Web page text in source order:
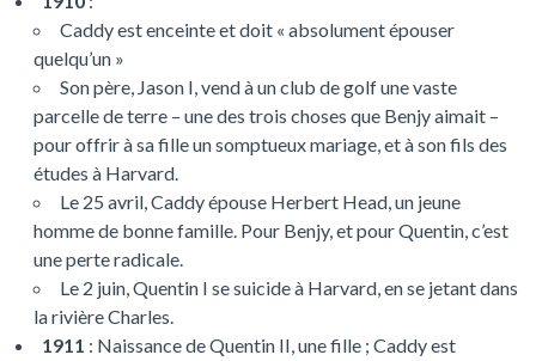
Caddy est enceinte et doit « absolument épouser
quelqu’un »
Son père, Jason I, vend à un club de golf une vaste
parcelle de terre – une des trois choses que Benjy aimait –
pour offrir à sa fille un somptueux mariage, et à son fils des
études à Harvard.
Le 25 avril, Caddy épouse Herbert Head, un jeune
homme de bonne famille. Pour Benjy, et pour Quentin, c’est
une perte radicale.
Le 2 juin, Quentin I se suicide à Harvard, en se jetant dans
la rivière Charles.
1911 : Naissance de Quentin II, une fille ; Caddy est